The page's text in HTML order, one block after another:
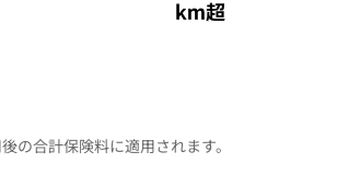
の合計保険料に適用されます。